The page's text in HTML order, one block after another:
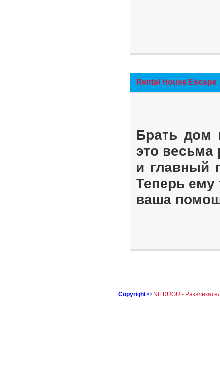
Rental House Escape
Брать дом
это весьма
и главный
Теперь ему
ваша
Copyright © NIFDUGU -